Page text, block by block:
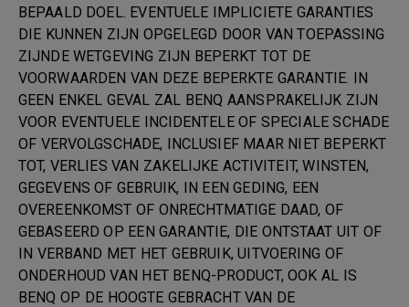
BEPAALD DOEL. EVENTUELE IMPLICIETE GARANTIES
DIE KUNNEN ZIJN OPGELEGD DOOR VAN TOEPASSING
ZIJNDE WETGEVING ZIJN BEPERKT TOT DE
VOORWAARDEN VAN DEZE BEPERKTE GARANTIE. IN
GEEN ENKEL GEVAL ZAL BENQ AANSPRAKELIJK ZIJN
VOOR EVENTUELE INCIDENTELE OF SPECIALE SCHADE
OF VERVOLGSCHADE, INCLUSIEF MAAR NIET BEPERKT
TOT, VERLIES VAN ZAKELIJKE ACTIVITEIT, WINSTEN,
GEGEVENS OF GEBRUIK, IN EEN GEDING, EEN
OVEREENKOMST OF ONRECHTMATIGE DAAD, OF
GEBASEERD OP EEN GARANTIE, DIE ONTSTAAT UIT OF
IN VERBAND MET HET GEBRUIK, UITVOERING OF
ONDERHOUD VAN HET BENQ-PRODUCT, OOK AL IS
BENQ OP DE HOOGTE GEBRACHT VAN DE